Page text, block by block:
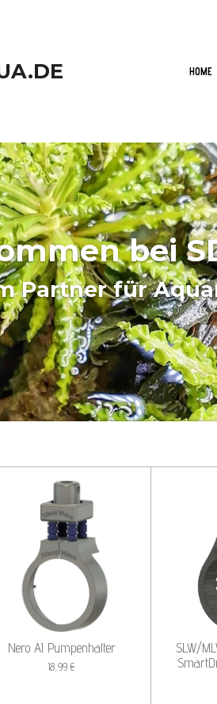
HOME
bei
Partner für
Nero AI Pumpenhalter
18,99 €
SLW/